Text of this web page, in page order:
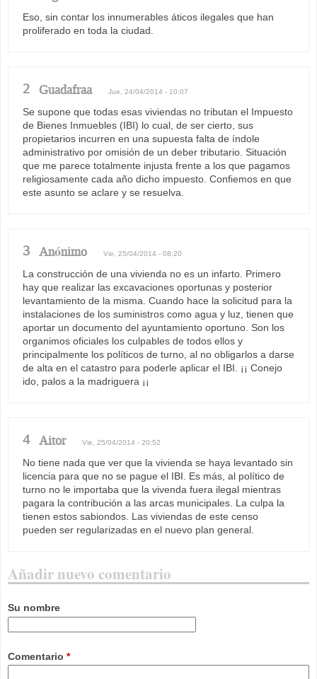
Eso, sin contar los innumerables áticos ilegales que han
proliferado en toda la ciudad.
2 Guadafraa Jue, 24/04/2014 - 10:07
Se supone que todas esas viviendas no tributan el Impuesto
de Bienes Inmuebles (IBI) lo cual, de ser cierto, sus
propietarios incurren en una supuesta falta de índole
administrativo por omisión de un deber tributario. Situación
que me parece totalmente injusta frente a los que pagamos
religiosamente cada año dicho impuesto. Confiemos en que
este asunto se aclare y se resuelva.
3 Anónimo Vie, 25/04/2014 - 08:20
La construcción de una vivienda no es un infarto. Primero
hay que realizar las excavaciones oportunas y posterior
levantamiento de la misma. Cuando hace la solicitud para la
instalaciones de los suministros como agua y luz, tienen que
aportar un documento del ayuntamiento oportuno. Son los
organimos oficiales los culpables de todos ellos y
principalmente los políticos de turno, al no obligarlos a darse
de alta en el catastro para poderle aplicar el IBI. ¡¡ Conejo
ido, palos a la madriguera ¡¡
4 Aitor Vie, 25/04/2014 - 20:52
No tiene nada que ver que la vivienda se haya levantado sin
licencia para que no se pague el IBI. Es más, al político de
turno no le importaba que la vivenda fuera ilegal mientras
pagara la contribución a las arcas municipales. La culpa la
tienen estos sabiondos. Las viviendas de este censo
pueden ser regularizadas en el nuevo plan general.
Añadir nuevo comentario
Su nombre
Comentario *